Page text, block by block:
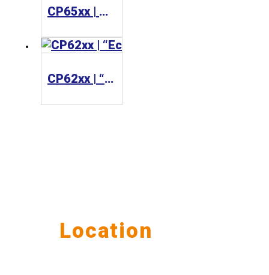
CP65xx | Built-in Panel PC
CP62xx | “Economy” built-in Panel PC
Location